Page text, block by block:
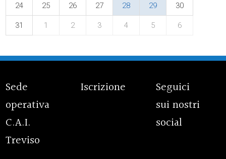
24 25 26 27 28 29 30
31 1 2 3 4 5 6
Sede
operativa
C.A.I.
Treviso
Iscrizione
Seguici
sui nostri
social